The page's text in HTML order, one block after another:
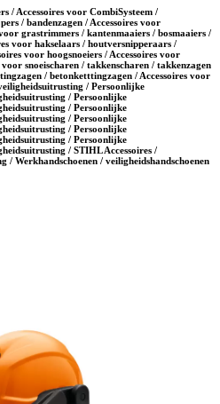
/ Accessoires voor CombiSysteem /
/ bandenzagen / Accessoires voor
grastrimmers / kantenmaaiers / bosmaaiers /
voor hakselaars / houtversnipperaars /
voor hoogsnoeiers / Accessoires voor
voor snoeischaren / takkenscharen / takkenzagen
/ betonketttingzagen / Accessoires voor
/ Persoonlijke
/ Persoonlijke
/ Persoonlijke
/ Persoonlijke
/ Persoonlijke
/ Persoonlijke
/ STIHL Accessoires /
/ Werkhandschoenen / veiligheidshandschoenen